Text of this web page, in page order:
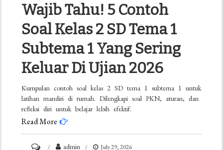
Wajib Tahu! 5 Contoh
Soal Kelas 2 SD Tema 1
Subtema 1 Yang Sering
Keluar Di Ujian 2026
Kumpulan contoh soal kelas 2 SD tema 1 subtema 1 untuk
latihan mandiri di rumah. Dilengkapi soal PKN, aturan, dan
refleksi diri untuk belajar lebih efektif.
Read More
admin July 29, 2026